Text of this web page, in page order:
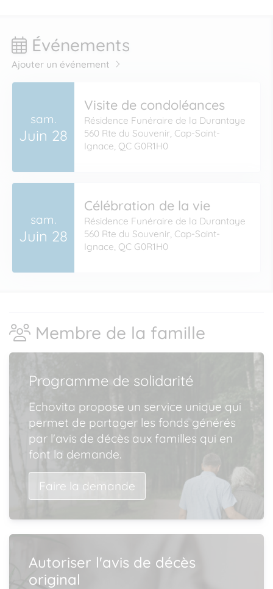
Événements
Ajouter un événement
sam.
Juin 28
Visite de condoléances
Résidence Funéraire de la Durantaye
560 Rte du Souvenir, Cap-Saint-
Ignace, QC G0R1H0
sam.
Juin 28
Célébration de la vie
Résidence Funéraire de la Durantaye
560 Rte du Souvenir, Cap-Saint-
Ignace, QC G0R1H0
Membre de la famille
Programme de solidarité
Echovita propose un service unique qui
permet de partager les fonds générés
par l'avis de décès aux familles qui en
font la demande.
Faire la demande
Autoriser l'avis de décès
original